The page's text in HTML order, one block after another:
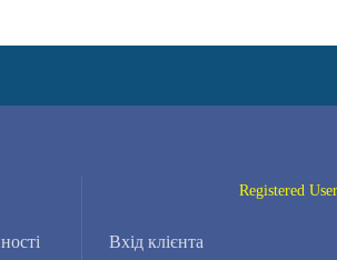
Registered
Вхід клієнта